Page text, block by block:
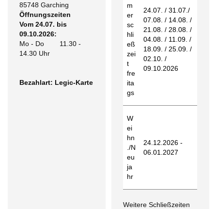
85748 Garching
Öffnungszeiten
Vom 24.07. bis
09.10.2026:
Mo - Do 11.30 -
14.30 Uhr
Bezahlart: Legic-Karte
m
er
sc
hli
eß
zei
t
fre
ita
gs
24.07. / 31.07./
07.08. / 14.08. /
21.08. / 28.08. /
04.08. / 11.09. /
18.09. / 25.09. /
02.10. /
09.10.2026
W
ei
hn
./N
eu
ja
hr
24.12.2026 -
06.01.2027
Weitere Schließzeiten